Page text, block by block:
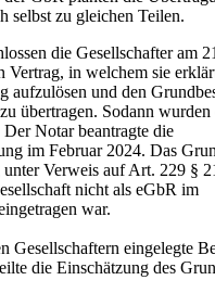
selbst zu gleichen Teilen.
die Gesellschafter am
Vertrag, in welchem sie
aufzulösen und den
übertragen. Sodann wurden
Notar beantragte die
im Februar 2024. Das
unter Verweis auf Art. 229 §
nicht als eGbR im
war.
Gesellschaftern eingelegte
die Einschätzung des